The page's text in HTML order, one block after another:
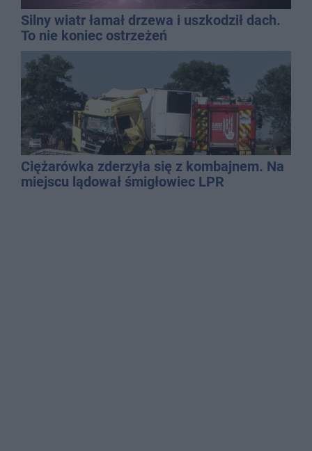
Silny wiatr łamał drzewa i uszkodził dach.
To nie koniec ostrzeżeń
Ciężarówka zderzyła się z kombajnem. Na
miejscu lądował śmigłowiec LPR